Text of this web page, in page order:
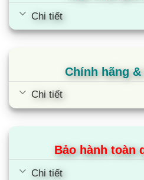
Chi tiết
Chính hãng
Chi tiết
Bảo hành toàn
Chi tiết